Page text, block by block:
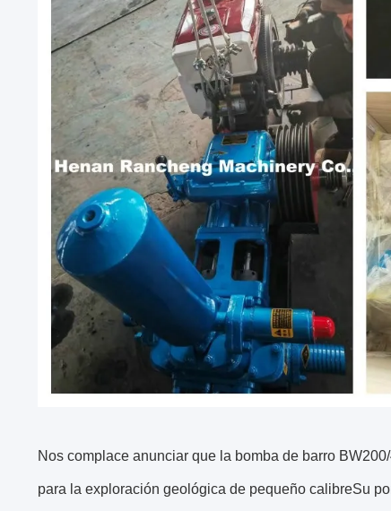
Nos complace anunciar que la bomba de barro
para la exploración geológica de pequeño calibreSu